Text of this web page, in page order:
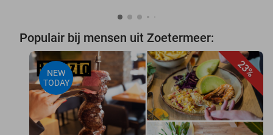
Populair bij mensen uit Zoetermeer:
23%
NEW
TODAY